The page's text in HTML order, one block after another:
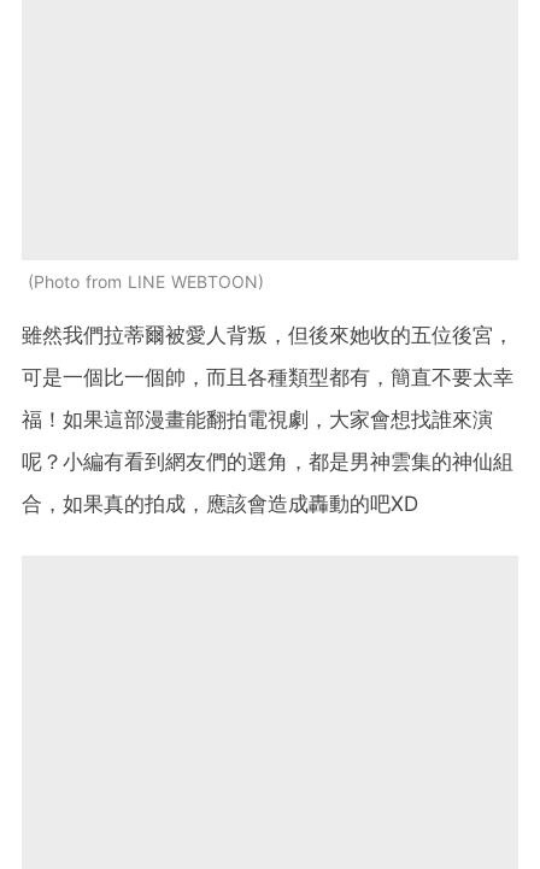
Photo from LINE WEBTOON
雖然我們拉蒂爾被愛人背叛，但後來她收的五位後宮，
可是一個比一個帥，而且各種類型都有，簡直不要太幸
福！如果這部漫畫能翻拍電視劇，大家會想找誰來演
呢？小編有看到網友們的選角，都是男神雲集的神仙組
合，如果真的拍成，應該會造成轟動的吧XD